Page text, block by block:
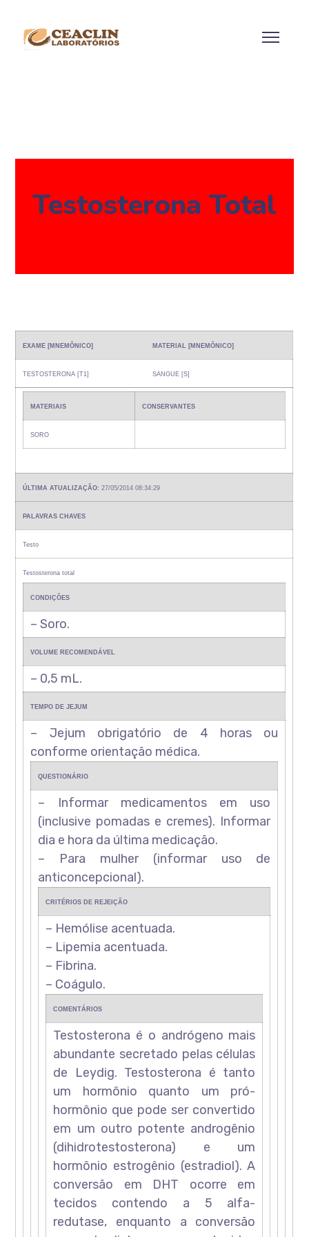
Testosterona Total
EXAME [MNEMÔNICO] MATERIAL [MNEMÔNICO]
TESTOSTERONA [T1] SANGUE [S]
MATERIAIS CONSERVANTES
SORO
ÚLTIMA ATUALIZAÇÃO: 27/05/2014 08:34:29
PALAVRAS CHAVES
Testo
Testosterona total
CONDIÇÕES
– Soro.
VOLUME RECOMENDÁVEL
– 0,5 mL.
TEMPO DE JEJUM
– Jejum obrigatório de 4 horas ou
conforme orientação médica.
QUESTIONÁRIO
– Informar medicamentos em uso
(inclusive pomadas e cremes). Informar
dia e hora da última medicação.
– Para mulher (informar uso de
anticoncepcional).
CRITÉRIOS DE REJEIÇÃO
– Hemólise acentuada.
– Lipemia acentuada.
– Fibrina.
– Coágulo.
COMENTÁRIOS
Testosterona é o andrógeno mais
abundante secretado pelas células
de Leydig. Testosterona é tanto
um hormônio quanto um pró-
hormônio que pode ser convertido
em um outro potente androgênio
(dihidrotestosterona) e um
hormônio estrogênio (estradiol). A
conversão em DHT ocorre em
tecidos contendo a 5 alfa-
redutase, enquanto a conversão